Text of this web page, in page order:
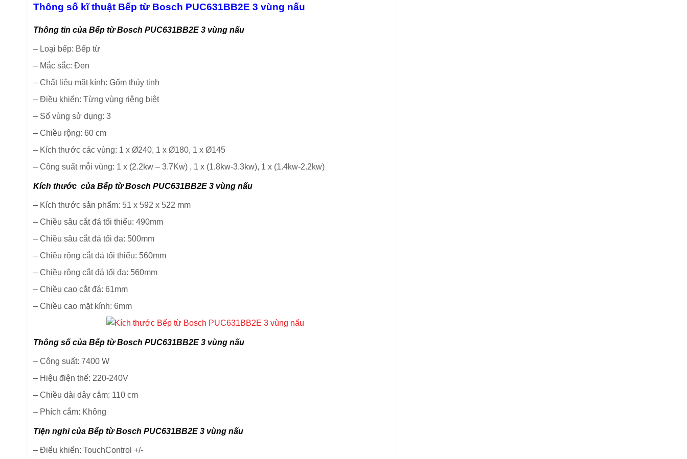
Thông số kĩ thuật Bếp từ Bosch PUC631BB2E 3 vùng nấu
Thông tin của Bếp từ Bosch PUC631BB2E 3 vùng nấu
– Loại bếp: Bếp từ
– Mắc sắc: Đen
– Chất liệu mặt kính: Gốm thủy tinh
– Điều khiển: Từng vùng riêng biệt
– Số vùng sử dụng: 3
– Chiều rộng: 60 cm
– Kích thước các vùng: 1 x Ø240, 1 x Ø180, 1 x Ø145
– Công suất mỗi vùng: 1 x (2.2kw – 3.7Kw) , 1 x (1.8kw-3.3kw), 1 x (1.4kw-2.2kw)
Kích thước của Bếp từ Bosch PUC631BB2E 3 vùng nấu
– Kích thước sản phẩm: 51 x 592 x 522 mm
– Chiều sâu cắt đá tối thiểu: 490mm
– Chiều sâu cắt đá tối đa: 500mm
– Chiều rộng cắt đá tối thiểu: 560mm
– Chiều rộng cắt đá tối đa: 560mm
– Chiều cao cắt đá: 61mm
– Chiều cao mặt kính: 6mm
Thông số của Bếp từ Bosch PUC631BB2E 3 vùng nấu
– Công suất: 7400 W
– Hiệu điện thế: 220-240V
– Chiều dài dây cắm: 110 cm
– Phích cắm: Không
Tiện nghi của Bếp từ Bosch PUC631BB2E 3 vùng nấu
– Điểu khiển: TouchControl +/-